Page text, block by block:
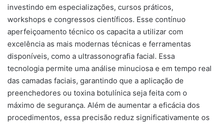
investindo em especializações, cursos práticos,
workshops e congressos científicos. Esse contínuo
aperfeiçoamento técnico os capacita a utilizar com
excelência as mais modernas técnicas e ferramentas
disponíveis, como a ultrassonografia facial. Essa
tecnologia permite uma análise minuciosa e em tempo real
das camadas faciais, garantindo que a aplicação de
preenchedores ou toxina botulínica seja feita com o
máximo de segurança. Além de aumentar a eficácia dos
procedimentos, essa precisão reduz significativamente os